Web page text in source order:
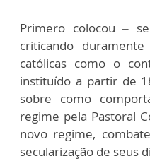
Primero colocou –
criticando
católicas como o
instituído a partir de
sobre como
regime pela Pastoral
novo regime,
secularização de seus